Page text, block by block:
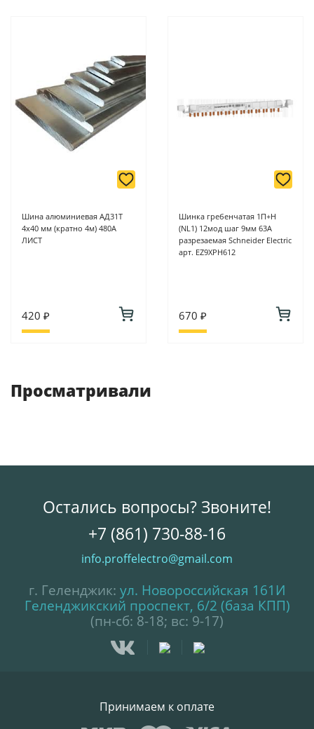
Шина алюминиевая АД31Т
4х40 мм (кратно 4м) 480А
ЛИСТ
420 ₽
Шинка гребенчатая 1П+Н
(NL1) 12мод шаг 9мм 63А
разрезаемая Schneider Electric
арт. EZ9XPH612
670 ₽
Просматривали
Остались вопросы? Звоните!
+7 (861) 730-88-16
info.proffelectro@gmail.com
г. Геленджик: ул. Новороссийская 161И
Геленджикский проспект, 6/2 (база КПП)
(пн-сб: 8-18; вс: 9-17)
Принимаем к оплате